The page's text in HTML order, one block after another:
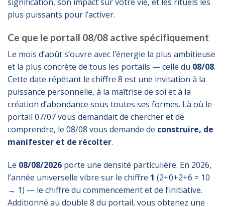
plus puissants pour l’activer.
Ce que le portail 08/08 active spécifiquement
Le mois d’août s’ouvre avec l’énergie la plus ambitieuse
et la plus concrète de tous les portails — celle du 08/08.
Cette date répétant le chiffre 8 est une invitation à la
puissance personnelle, à la maîtrise de soi et à la
création d’abondance sous toutes ses formes. Là où le
portail 07/07 vous demandait de chercher et de
comprendre, le 08/08 vous demande de construire, de
manifester et de récolter.
Le 08/08/2026 porte une densité particulière. En 2026,
l’année universelle vibre sur le chiffre 1 (2+0+2+6 = 10
→ 1) — le chiffre du commencement et de l’initiative.
Additionné au double 8 du portail, vous obtenez une